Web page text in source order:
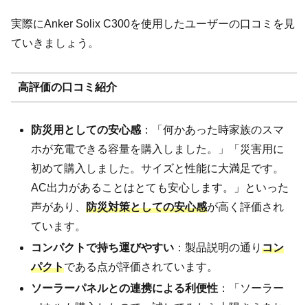
実際にAnker Solix C300を使用したユーザーの口コミを見
ていきましょう。
高評価の口コミ紹介
防災用としての安心感 ：「何かあった時家族のスマ
ホが充電できる容量を購入しました。」「災害用に
初めて購入しました。サイズと性能に大満足です。
AC出力があることはとても安心します。」といった
声があり、防災対策としての安心感が高く評価され
ています。
コンパクトで持ち運びやすい ：製品説明の通りコン
パクトである点が評価されています。
ソーラーパネルとの連携による利便性 ：「ソーラー